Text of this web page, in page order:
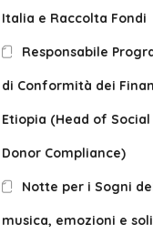
Italia e Raccolta Fondi
Responsabile
di Conformità dei
Etiopia (Head of
Donor Compliance)
Notte per i Sogni
musica, emozioni e